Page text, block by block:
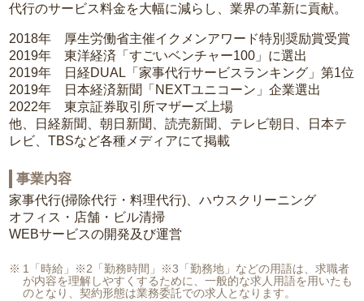
代行のサービス料金を大幅に減らし、業界の革新に貢献。
2018年 厚生労働省主催イクメンアワード特別奨励賞受賞
2019年 東洋経済「すごいベンチャー100」に選出
2019年 日経DUAL「家事代行サービスランキング」第1位
2019年 日本経済新聞「NEXTユニコーン」企業選出
2022年 東京証券取引所マザーズ上場
他、日経新聞、朝日新聞、読売新聞、テレビ朝日、日本テ
レビ、TBSなど各種メディアにて掲載
事業内容
家事代行(掃除代行・料理代行)、ハウスクリーニング
オフィス・店舗・ビル清掃
WEBサービスの開発及び運営
1「時給」※2「勤務時間」※3「勤務地」などの用語は、求職者
が内容を理解しやすくするために、一般的な求人用語を用いたも
のとなり、契約形態は業務委託での求人となります。